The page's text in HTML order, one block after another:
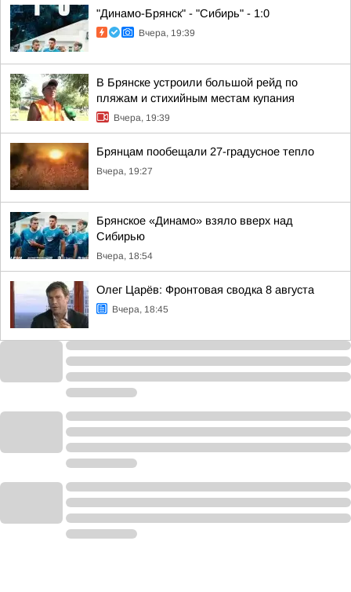
"Динамо-Брянск" - "Сибирь" - 1:0
Вчера, 19:39
В Брянске устроили большой рейд по
пляжам и стихийным местам купания
Вчера, 19:39
Брянцам пообещали 27-градусное тепло
Вчера, 19:27
Брянское «Динамо» взяло вверх над
Сибирью
Вчера, 18:54
Олег Царёв: Фронтовая сводка 8 августа
Вчера, 18:45